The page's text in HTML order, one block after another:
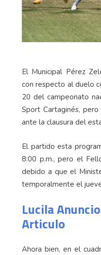
El Municipal Pérez
con respecto al duelo
20 del campeonato
Sport Cartaginés,
ante la clausura del
El partido esta
8:00 p.m., pero el
debido a que el
temporalmente el
Lucila
Articulo
Ahora bien, en el